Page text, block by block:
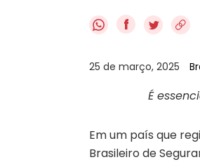
f
25 de março, 2025
É
Em um país que
Brasileiro de